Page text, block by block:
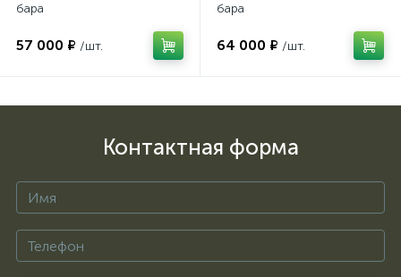
бара
57 000 ₽ /шт.
бара
64 000 ₽ /шт.
Контактная форма